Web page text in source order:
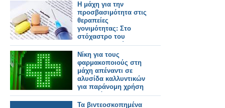
Η μάχη για την
προσβασιμότητα στις
θεραπείες
γονιμότητας: Στο
στόχαστρο του
φαρμακευτικού
κόσμου οι πρακτικές
της εταιρείας Merck
Νίκη για τους
φαρμακοποιούς στη
μάχη απέναντι σε
αλυσίδα καλλυντικών
για παράνομη χρήση
του πράσινου
σταυρού
Τα βιντεοσκοπημένα